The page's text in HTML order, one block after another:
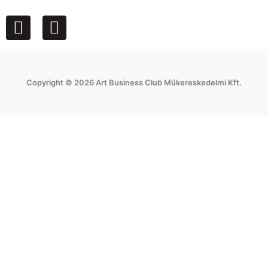
F
a
e
I
n
t
a
Copyright © 2026 Art Business Club Műkereskedelmi Kft.